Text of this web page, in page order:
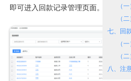
即可进入回款记录管理页面。如下图
（
（
七、回
（
（
八、注